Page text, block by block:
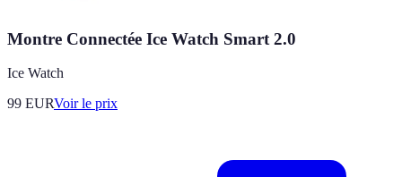
Montre Connectée Ice Watch Smart 2.0
Ice Watch
99 EURVoir le prix